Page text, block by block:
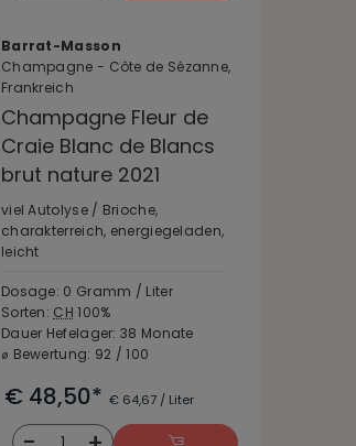
Barrat-Masson
Champagne - Côte de Sézanne,
Frankreich
Champagne Fleur de
Craie Blanc de Blancs
brut nature 2021
viel Autolyse / Brioche,
charakterreich, energiegeladen,
leicht
Dosage: 0 Gramm / Liter
Sorten: CH 100%
Dauer Hefelager: 38 Monate
⌀ Bewertung: 92 / 100
€ 48,50* € 64,67 / Liter